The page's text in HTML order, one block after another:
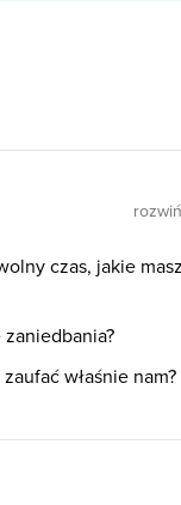
rozwiń
czas, jakie
właśnie nam?